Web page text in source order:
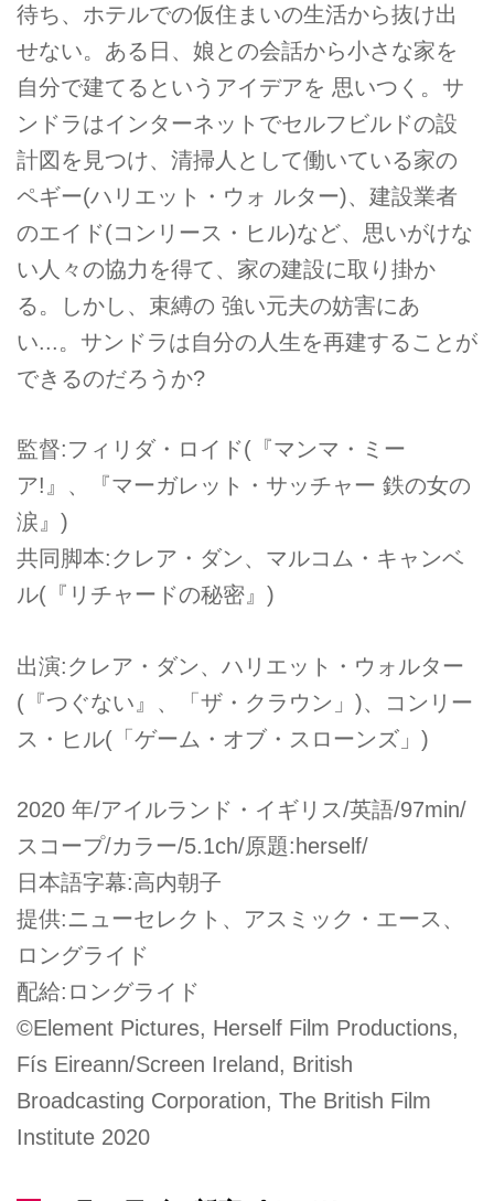
待ち、ホテルでの仮住まいの生活から抜け出
せない。ある日、娘との会話から小さな家を
自分で建てるというアイデアを 思いつく。サ
ンドラはインターネットでセルフビルドの設
計図を見つけ、清掃人として働いている家の
ペギー(ハリエット・ウォ ルター)、建設業者
のエイド(コンリース・ヒル)など、思いがけな
い人々の協力を得て、家の建設に取り掛か
る。しかし、束縛の 強い元夫の妨害にあ
い...。サンドラは自分の人生を再建することが
できるのだろうか?
監督:フィリダ・ロイド(『マンマ・ミー
ア!』、『マーガレット・サッチャー 鉄の女の
涙』)
共同脚本:クレア・ダン、マルコム・キャンベ
ル(『リチャードの秘密』)
出演:クレア・ダン、ハリエット・ウォルター
(『つぐない』、「ザ・クラウン」)、コンリー
ス・ヒル(「ゲーム・オブ・スローンズ」)
2020 年/アイルランド・イギリス/英語/97min/
スコープ/カラー/5.1ch/原題:herself/
日本語字幕:高内朝子
提供:ニューセレクト、アスミック・エース、
ロングライド
配給:ロングライド
©Element Pictures, Herself Film Productions,
Fís Eireann/Screen Ireland, British
Broadcasting Corporation, The British Film
Institute 2020